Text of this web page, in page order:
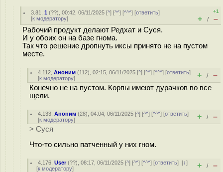
3.81 ,1 (??), 00:42, 06/11/2025 [^] [^^] [^^^] [ответить]
[к модератору]
+1
+ / –
Рабочий продукт делают Редхат и Суся.
И у обоих он на базе гнома.
Так что решение дропнуть иксы принято не на пустом
месте.
4.112 ,Аноним (112), 02:15, 06/11/2025 [^] [^^] [^^^] [ответить]
[к модератору] + / –
Конечно не на пустом. Корпы имеют дурачков во все
щели.
4.133 ,Аноним (28), 04:04, 06/11/2025 [^] [^^] [^^^] [ответить]
[к модератору] + / –
> Суся
Что-то сильно патченный у них гном.
4.176 ,User(??), 08:17, 06/11/2025 [^] [^^] [^^^] [ответить][↓]
[к модератору] + / –